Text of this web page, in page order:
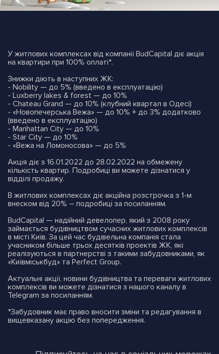
У житлових комплексах від компанії BudCapital діє акція
на квартири при 100% оплаті*.
Знижки діють в наступних ЖК:
- Nobility — до 5% (введено в експлуатацію)
- Luxberry lakes & forest — до 10%
- Chateau Grand — до 10% (клубний квартал в Одесі)
- «Новопечерська Вежа» — до 10% + до 3% додатково
(введено в експлуатацію)
- Manhattan City — до 10%
- Star City — до 10%
- «Вежа на Ломоносова» — до 5%
Акція діє з 16.01.2022 до 28.02.2022 на обмежену
кількість квартир. Подробиці ви можете дізнатися у
відділі продажу.
В житлових комплексах діє акційна розстрочка з 1-м
внеском від 20% – подробиці за посиланням.
BudCapital — надійний девелопер, який з 2008 року
займається будівництвом сучасних житлових комплексів
в місті Київ. За цей час будівельна компанія стала
учасником більше трьох десятків проектів ЖК, які
реалізуються в партнерстві з такими забудовниками, як
«Київміськбуд» та Perfect Grouр.
Актуальні акції, новини будівництва та переваги житлових
комплексів ви можете дізнатися з нашого каналу в
Telegram за посиланням.
*Забудовник має право вносити зміни та редагування в
вищевказану акцію без попередження.